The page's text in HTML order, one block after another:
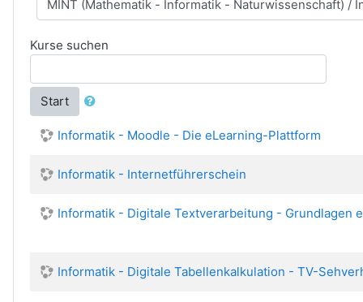
Kurse suchen
Start
Informatik - Moodle - Die eLearning-Plattform
Informatik - Internetführerschein
Informatik - Digitale Textverarbeitung - Grundlagen
Informatik - Digitale Tabellenkalkulation - TV-